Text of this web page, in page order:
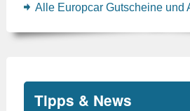
Alle Europcar Gutscheine und
Tipps & News